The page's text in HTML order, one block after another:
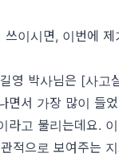
쓰이시면, 이번에
영 박사님은 [사고
면서 가장 많이 들
라고 불리는데요.
적으로 보여주는